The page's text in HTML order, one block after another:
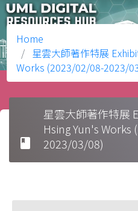
Home
星雲大師著作特展
Works (2023/02/08-2023/
book
星雲大師著作特展
Hsing Yun's
2023/03/08)